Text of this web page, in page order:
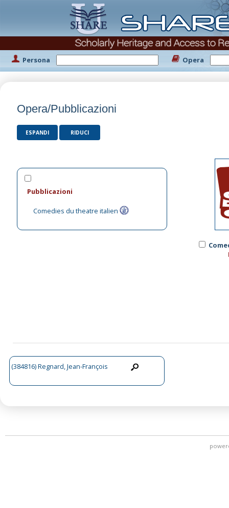
Persona Opera
Opera/Pubblicazioni
ESPANDI RIDUCI
Pubblicazioni
Comedies du theatre italien
(384816) Regnard, Jean-François